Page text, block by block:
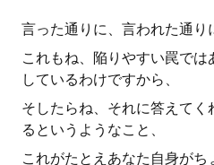
言った通りに、言われた通り
これもね、陥りやすい罠で
しているわけですから、
そしたらね、それに答えて
るというようなこと、
これがたとえあなた自身が